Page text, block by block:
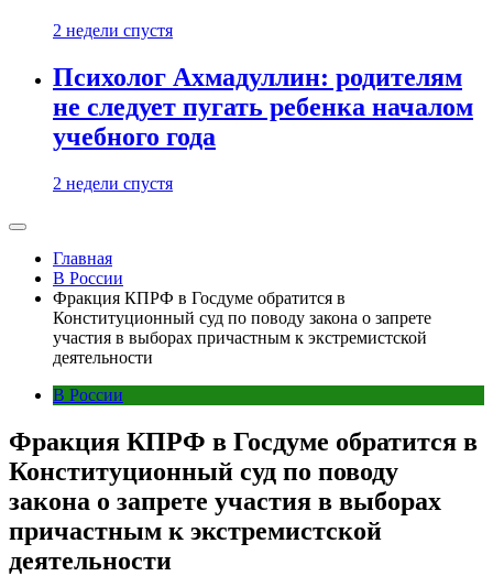
2 недели спустя
Психолог Ахмадуллин: родителям
не следует пугать ребенка началом
учебного года
2 недели спустя
Главная
В России
Фракция КПРФ в Госдуме обратится в
Конституционный суд по поводу закона о запрете
участия в выборах причастным к экстремистской
деятельности
В России
Фракция КПРФ в Госдуме обратится в
Конституционный суд по поводу
закона о запрете участия в выборах
причастным к экстремистской
деятельности